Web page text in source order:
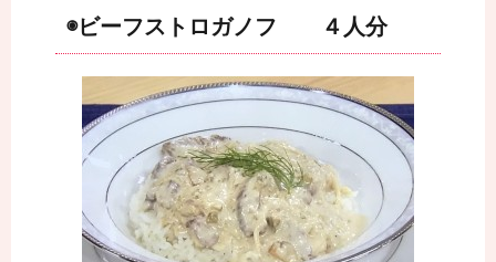
◉ビーフストロガノフ ４人分